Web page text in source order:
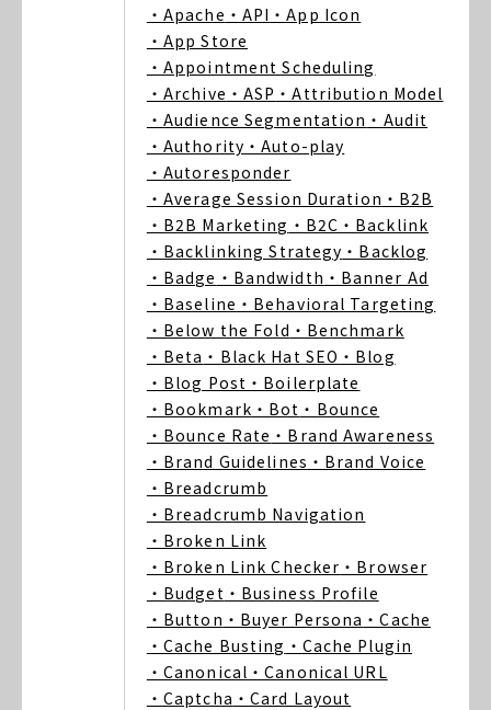
・Apache ・API ・App Icon
・App Store
・Appointment Scheduling
・Archive ・ASP ・Attribution Model
・Audience Segmentation ・Audit
・Authority ・Auto-play
・Autoresponder
・Average Session Duration ・B2B
・B2B Marketing ・B2C ・Backlink
・Backlinking Strategy ・Backlog
・Badge ・Bandwidth ・Banner Ad
・Baseline ・Behavioral Targeting
・Below the Fold ・Benchmark
・Beta ・Black Hat SEO ・Blog
・Blog Post ・Boilerplate
・Bookmark ・Bot ・Bounce
・Bounce Rate ・Brand Awareness
・Brand Guidelines ・Brand Voice
・Breadcrumb
・Breadcrumb Navigation
・Broken Link
・Broken Link Checker ・Browser
・Budget ・Business Profile
・Button ・Buyer Persona ・Cache
・Cache Busting ・Cache Plugin
・Canonical ・Canonical URL
・Captcha ・Card Layout